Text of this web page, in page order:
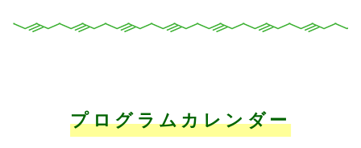
プログラムカレンダー